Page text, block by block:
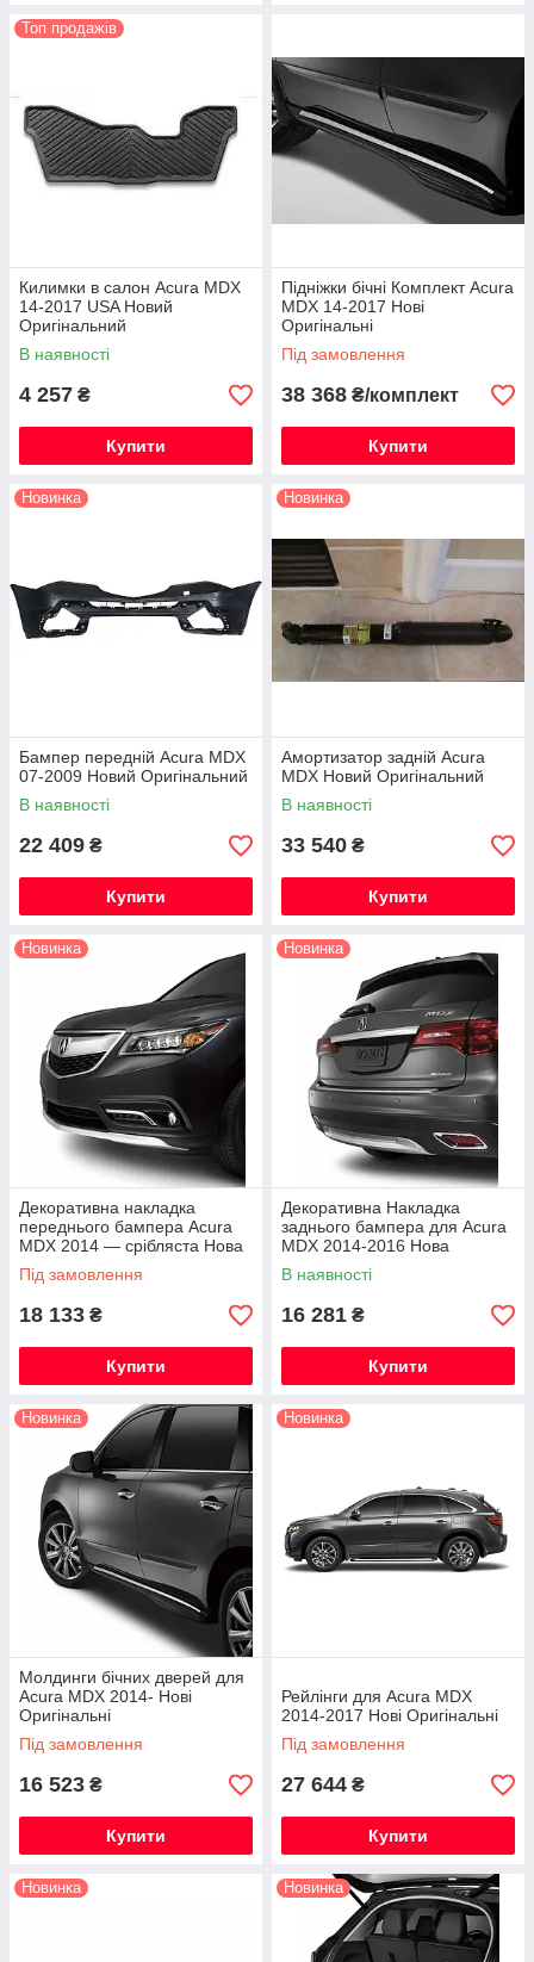
Топ продажів
Килимки в салон Acura MDX
14-2017 USA Новий
Оригінальний
В наявності
4 257 ₴
Купити
Підніжки бічні Комплект Acura
MDX 14-2017 Нові
Оригінальні
Під замовлення
38 368 ₴/комплект
Купити
Новинка
Бампер передній Acura MDX
07-2009 Новий Оригінальний
В наявності
22 409 ₴
Купити
Новинка
Амортизатор задній Acura
MDX Новий Оригінальний
В наявності
33 540 ₴
Купити
Новинка
Декоративна накладка
переднього бампера Acura
MDX 2014 — срібляста Нова
Оригінальна
Під замовлення
18 133 ₴
Купити
Новинка
Декоративна Накладка
заднього бампера для Acura
MDX 2014-2016 Нова
Оригінальна
В наявності
16 281 ₴
Купити
Новинка
Молдинги бічних дверей для
Acura MDX 2014- Нові
Оригінальні
Під замовлення
16 523 ₴
Купити
Новинка
Рейлінги для Acura MDX
2014-2017 Нові Оригінальні
Під замовлення
27 644 ₴
Купити
Новинка Новинка